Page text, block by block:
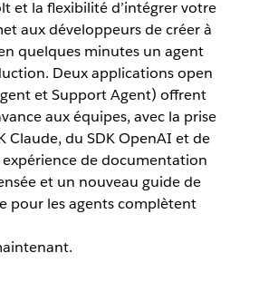
et la flexibilité d’intégrer votre
aux développeurs de créer à
quelques minutes un agent
Deux applications open
et Support Agent) offrent
aux équipes, avec la prise
Claude, du SDK OpenAI et de
de documentation
et un nouveau guide de
pour les agents complètent